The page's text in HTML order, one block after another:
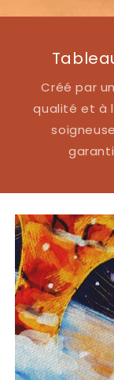
Créé par
qualité et à